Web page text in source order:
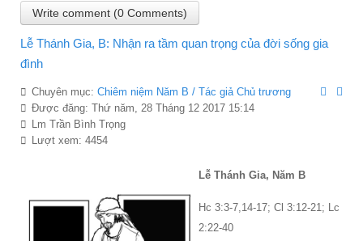
Write comment (0 Comments)
Lễ Thánh Gia, B: Nhận ra tầm quan trọng của đời sống gia
đình
Chuyên mục: Chiêm niệm Năm B / Tác giả Chủ trương
Được đăng: Thứ năm, 28 Tháng 12 2017 15:14
Lm Trần Bình Trọng
Lượt xem: 4454
Lễ Thánh Gia, Năm B
Hc 3:3-7,14-17; Cl 3:12-21; Lc
2:22-40